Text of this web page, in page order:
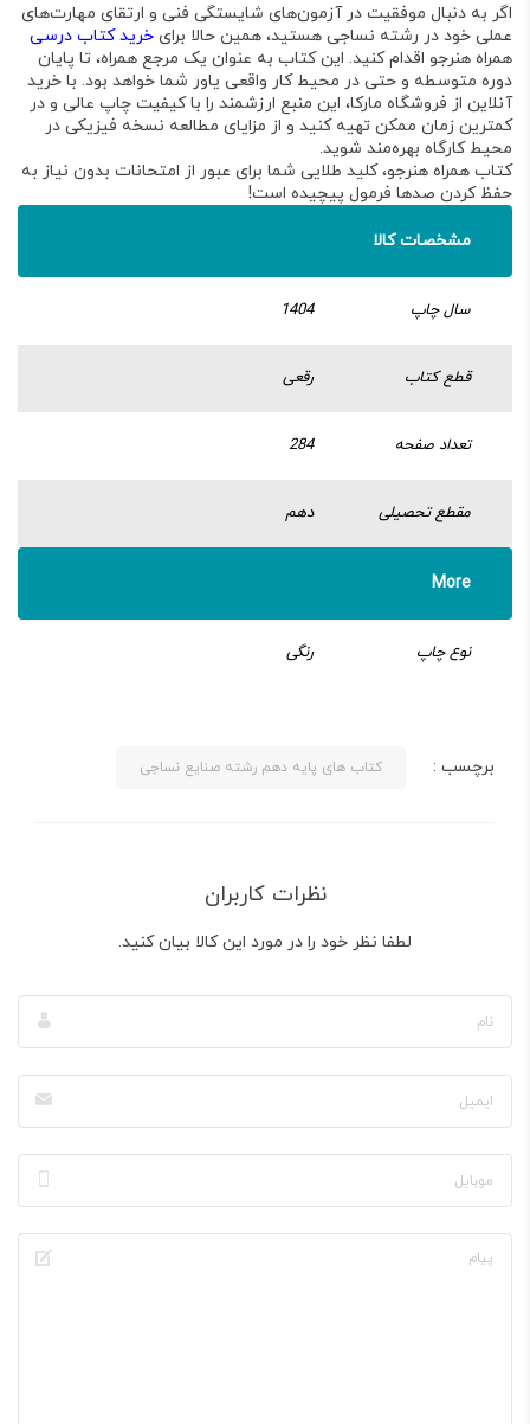
اگر به دنبال موفقیت در آزمون‌های شایستگی فنی و ارتقای مهارت‌های
عملی خود در رشته نساجی هستید، همین حالا برای خرید کتاب درسی
همراه هنرجو اقدام کنید. این کتاب به عنوان یک مرجع همراه، تا پایان
دوره متوسطه و حتی در محیط کار واقعی یاور شما خواهد بود. با خرید
آنلاین از فروشگاه مارکا، این منبع ارزشمند را با کیفیت چاپ عالی و در
کمترین زمان ممکن تهیه کنید و از مزایای مطالعه نسخه فیزیکی در
محیط کارگاه بهره‌مند شوید.
کتاب همراه هنرجو، کلید طلایی شما برای عبور از امتحانات بدون نیاز به
حفظ کردن صدها فرمول پیچیده است!
مشخصات کالا
سال چاپ 1404
قطع کتاب رقعی
تعداد صفحه 284
مقطع تحصیلی دهم
More
نوع چاپ رنگی
برچسب : کتاب های پایه دهم رشته صنایع نساجی
نظرات کاربران
لطفا نظر خود را در مورد این کالا بیان کنید.